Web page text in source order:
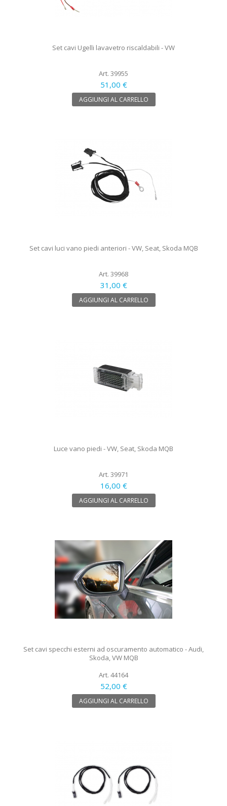
Set cavi Ugelli lavavetro riscaldabili - VW
Art. 39955
51,00 €
AGGIUNGI AL CARRELLO
Set cavi luci vano piedi anteriori - VW, Seat, Skoda MQB
Art. 39968
31,00 €
AGGIUNGI AL CARRELLO
Luce vano piedi - VW, Seat, Skoda MQB
Art. 39971
16,00 €
AGGIUNGI AL CARRELLO
Set cavi specchi esterni ad oscuramento automatico - Audi,
Skoda, VW MQB
Art. 44164
52,00 €
AGGIUNGI AL CARRELLO